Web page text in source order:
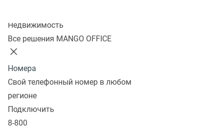
Недвижимость
Все решения MANGO OFFICE
Номера
Свой телефонный номер в любом
регионе
Подключить
8-800
MANGO OFFICE представляет решение, с помощью
которого телефонизация бизнеса «под ключ»
займет буквально 15 минут. Это стало
возможным потому, что мы: